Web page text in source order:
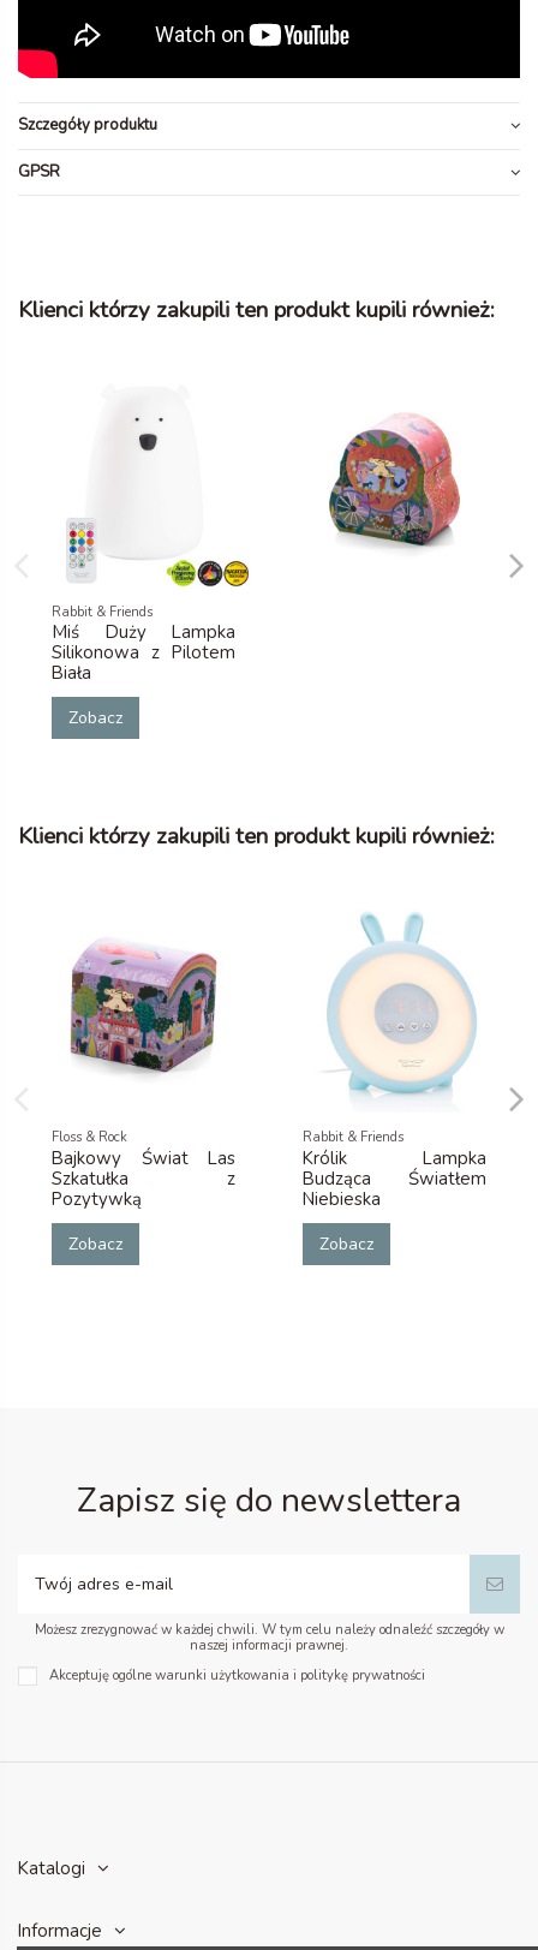
Szczegóły produktu
GPSR
Klienci którzy zakupili ten produkt kupili również:
Rabbit & Friends
Miś Duży Lampka
Silikonowa z Pilotem
Biała
Zobacz
Klienci którzy zakupili ten produkt kupili również:
Floss & Rock
Bajkowy Świat Las
Szkatułka z
Pozytywką
Zobacz
Rabbit & Friends
Królik Lampka
Budząca Światłem
Niebieska
Zobacz
Zapisz się do newslettera
Możesz zrezygnować w każdej chwili. W tym celu należy odnaleźć szczegóły w
naszej informacji prawnej.
Akceptuję ogólne warunki użytkowania i politykę prywatności
Katalogi
Informacje